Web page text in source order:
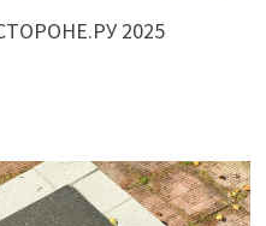
2025